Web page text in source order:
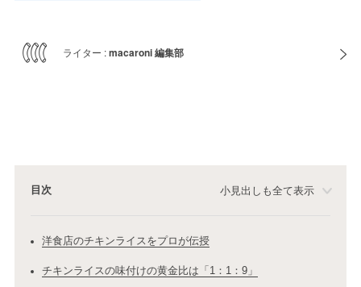
ライター :macaroni 編集部
目次 小見出しも全て表示
洋食店のチキンライスをプロが伝授
チキンライスの味付けの黄金比は「1：1：9」